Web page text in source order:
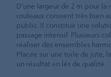
D’une largeur de 2 m pour
rouleaux convient très bien
public. Il constitue une
passage intensif. Plusieurs
réaliser des ensembles
Placée sur une toile de jute,
un résultat en lés de qualité.